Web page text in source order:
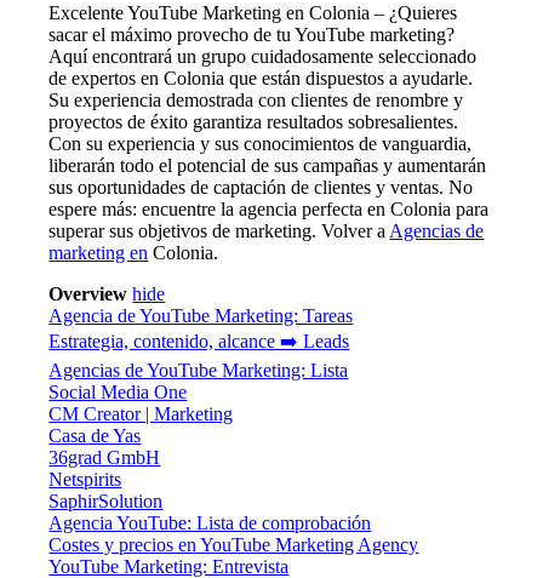
Excelente YouTube Marketing en Colonia – ¿Quieres
sacar el máximo provecho de tuYouTube marketing?
Aquí encontrará un grupo cuidadosamente seleccionado
de expertos en Colonia que están dispuestos a ayudarle.
Su experiencia demostrada con clientes de renombre y
proyectos de éxito garantiza resultados sobresalientes.
Con su experiencia y sus conocimientos de vanguardia,
liberarán todo el potencial de sus campañas y aumentarán
sus oportunidades de captación de clientes y ventas. No
espere más: encuentre la agencia perfecta en Colonia para
superar sus objetivos de marketing. Volver a Agencias de
marketing en Colonia.
Overview hide
Agencia de YouTube Marketing: Tareas
Estrategia, contenido, alcance ➡️ Leads
Agencias de YouTube Marketing: Lista
Social Media One
CM Creator | Marketing
Casa de Yas
36grad GmbH
Netspirits
SaphirSolution
Agencia YouTube: Lista de comprobación
Costes y precios en YouTube Marketing Agency
YouTube Marketing: Entrevista